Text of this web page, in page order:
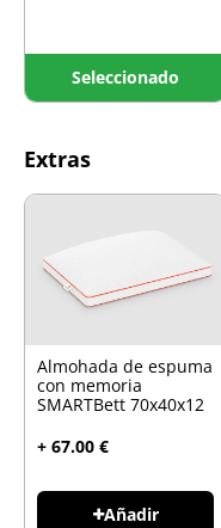
Seleccionado
Extras
Almohada de espuma
con memoria
SMARTBett 70x40x12
+ 67.00 €
Añadir